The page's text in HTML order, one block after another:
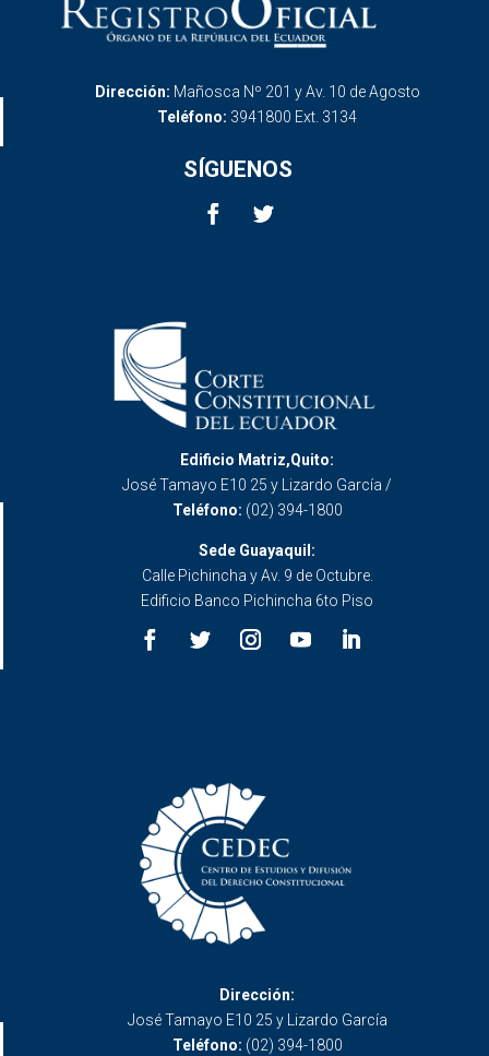
Dirección: Mañosca Nº 201 y Av. 10 de Agosto
Teléfono: 3941800 Ext. 3134
SÍGUENOS
Edificio Matriz,Quito:
José Tamayo E10 25 y Lizardo García /
Teléfono: (02) 394-1800
Sede Guayaquil:
Calle Pichincha y Av. 9 de Octubre.
Edificio Banco Pichincha 6to Piso
Dirección:
José Tamayo E10 25 y Lizardo García
Teléfono: (02) 394-1800